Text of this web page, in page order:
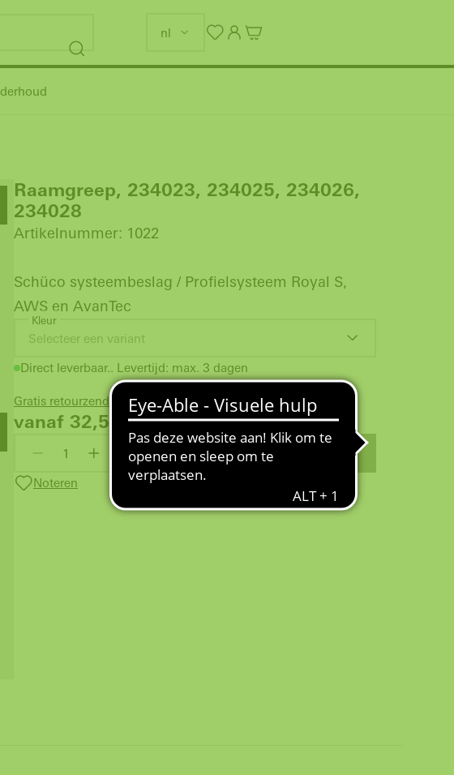
nl
Raamgreep, 234023, 234025, 234026,
234028
Artikelnummer: 1022
Schüco systeembeslag / Profielsysteem Royal S,
AWS en AvanTec
Kleur
Selecteer een variant
Direct leverbaar.. Levertijd: max. 3 dagen
Gratis retourzending
vanaf 32,52 €
WINKELMANDJE
Noteren